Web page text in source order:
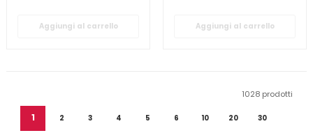
Aggiungi al carrello Aggiungi al carrello
1028 prodotti
1 2 3 4 5 6 10 20 30